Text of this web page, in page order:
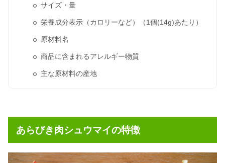
サイズ・量
栄養成分表示（カロリーなど）（1個(14g)あたり）
原材料名
商品に含まれるアレルギー物質
主な原材料の産地
あらびき肉シュウマイの特徴